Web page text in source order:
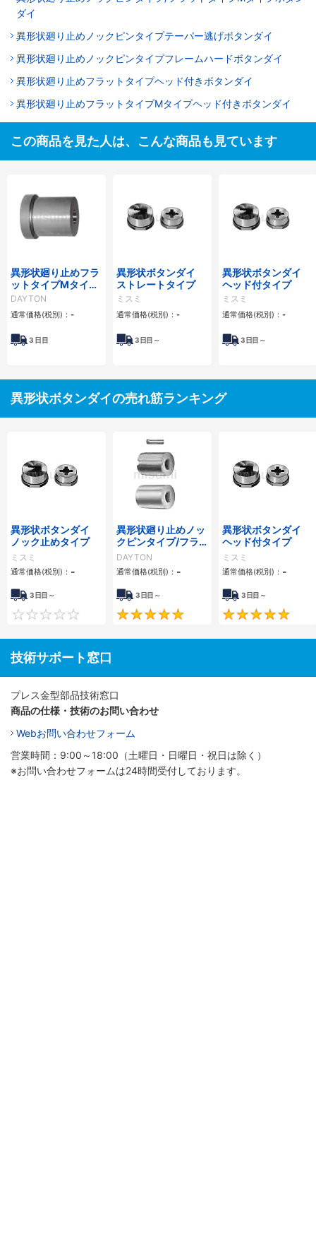
ダイ
異形状廻り止めノックピンタイプテーパー逃げボタンダイ
異形状廻り止めノックピンタイプフレームハードボタンダイ
異形状廻り止めフラットタイプヘッド付きボタンダイ
異形状廻り止めフラットタイプMタイプヘッド付きボタンダイ
この商品を見た人は、こんな商品も見ています
異形状廻り止めフラ
ットタイプMタイプ
ヘッド付きボタンダ
イ
DAYTON
通常価格(税別)： -
3 日目
異形状ボタンダイ
ストレートタイプ
ミスミ
通常価格(税別)： -
3日目～
異形状ボタンダイ
ヘッド付タイプ
ミスミ
通常価格(税別)： -
3日目～
異形状ボタンダイの売れ筋ランキング
異形状ボタンダイ
ノック止めタイプ
ミスミ
通常価格(税別)： -
3日目～
0
異形状廻り止めノッ
クピンタイプ/フラ
ットタイプ ボタンダ
イ
DAYTON
通常価格(税別)： -
3日目～
5
異形状ボタンダイ
ヘッド付タイプ
ミスミ
通常価格(税別)： -
3日目～
技術サポート窓口
プレス金型部品技術窓口
商品の仕様・技術のお問い合わせ
Webお問い合わせフォーム
営業時間：9:00～18:00（土曜日・日曜日・祝日は除く）
※お問い合わせフォームは24時間受付しております。